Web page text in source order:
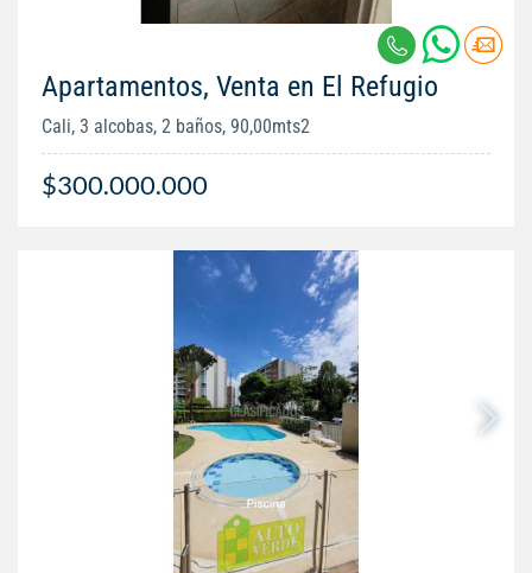
Apartamentos, Venta en El Refugio
Cali, 3 alcobas, 2 baños, 90,00mts2
$300.000.000